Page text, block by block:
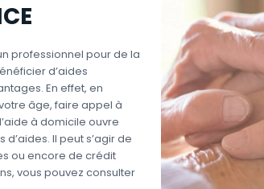
professionnel pour de la
d’aides
En effet, en
âge, faire appel à
à domicile ouvre
Il peut s’agir de
ou encore de crédit
vous pouvez consulter